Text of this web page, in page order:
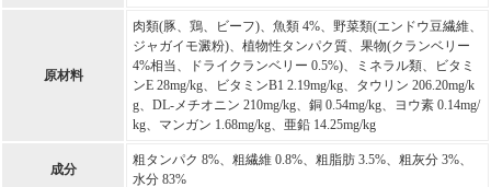
原材料
肉類(豚、鶏、ビーフ)、魚類 4%、野菜類(エンドウ豆繊維、
ジャガイモ澱粉)、植物性タンパク質、果物(クランベリー
4%相当、ドライクランベリー 0.5%)、ミネラル類、ビタミ
ンE 28mg/kg、ビタミンB1 2.19mg/kg、タウリン 206.20mg/k
g、DL-メチオニン 210mg/kg、銅 0.54mg/kg、ヨウ素 0.14mg/
kg、マンガン 1.68mg/kg、亜鉛 14.25mg/kg
成分
粗タンパク 8%、粗繊維 0.8%、粗脂肪 3.5%、粗灰分 3%、
水分 83%